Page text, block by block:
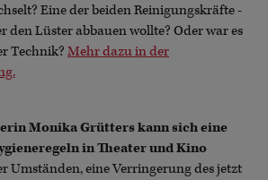
Eine der beiden Reinigungskräfte -
den Lüster abbauen wollte? Oder war es
Technik? Mehr dazu in der
Monika Grütters kann sich eine
in Theater und Kino
Umständen, eine Verringerung des jetzt